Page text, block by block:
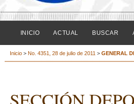
INICIO ACTUAL BUSCAR
Inicio > No. 4351, 28 de julio de 2011 > GENERAL